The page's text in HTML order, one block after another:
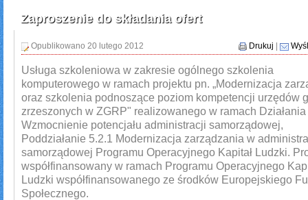
Zaproszenie do składania ofert
Opublikowano 20 lutego 2012 Drukuj
Usługa szkoleniowa w zakresie ogólnego szkolenia
komputerowego w ramach projektu pn. „Modernizacja
oraz szkolenia podnoszące poziom kompetencji urzędów
zrzeszonych w ZGRP" realizowanego w ramach Działania
Wzmocnienie potencjału administracji samorządowej,
Poddziałanie 5.2.1 Modernizacja zarządzania w
samorządowej Programu Operacyjnego Kapitał Ludzki.
współfinansowany w ramach Programu Operacyjnego
Ludzki współfinansowanego ze środków Europejskiego
Społecznego.